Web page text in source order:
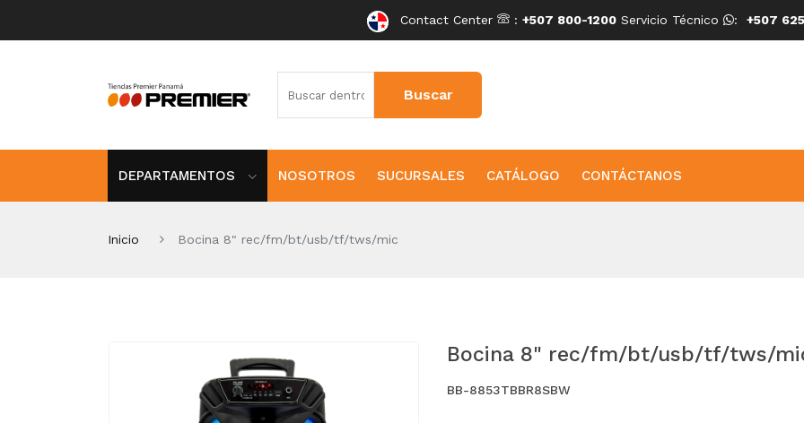
Contact Center : +507 800-1200 Servicio Técnico : +507
DEPARTAMENTOS NOSOTROS SUCURSALES CATÁLOGO CONTÁCTANOS
Inicio Bocina 8" rec/fm/bt/usb/tf/tws/mic
Bocina 8" rec/fm/bt/usb/tf/tws/
BB-8853TBBR8SBW